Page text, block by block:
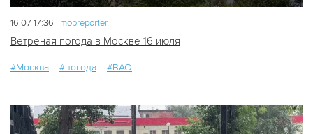
16.07 17:36 | mobreporter
Ветреная погода в Москве 16 июля
#Москва #погода #ВАО